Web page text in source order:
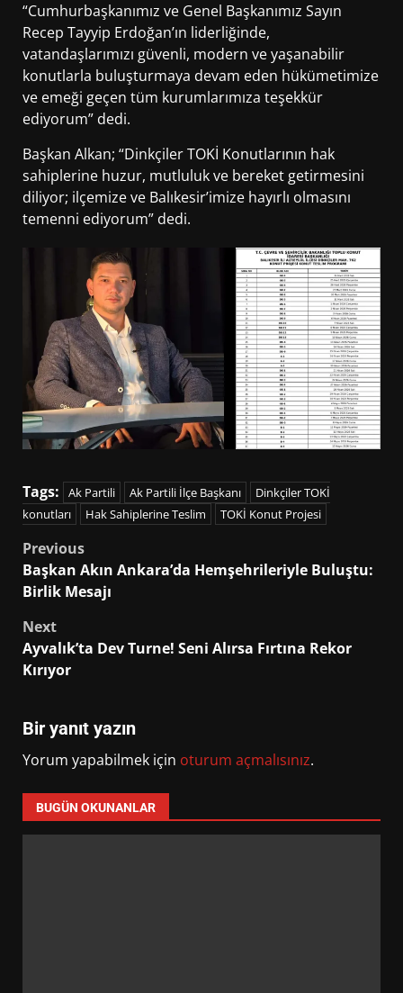
“Cumhurbaşkanımız ve Genel Başkanımız Sayın
Recep Tayyip Erdoğan’ın liderliğinde,
vatandaşlarımızı güvenli, modern ve yaşanabilir
konutlarla buluşturmaya devam eden hükümetimize
ve emeği geçen tüm kurumlarımıza teşekkür
ediyorum” dedi.
Başkan Alkan; “Dinkçiler TOKİ Konutlarının hak
sahiplerine huzur, mutluluk ve bereket getirmesini
diliyor; ilçemize ve Balıkesir’imize hayırlı olmasını
temenni ediyorum” dedi.
Tags: Ak Partili Ak Partili İlçe Başkanı
Dinkçiler TOKİ
konutları
Hak Sahiplerine Teslim TOKİ Konut Projesi
Post
navigation
Previous
Başkan Akın Ankara’da Hemşehrileriyle Buluştu:
Birlik Mesajı
Next
Ayvalık’ta Dev Turne! Seni Alırsa Fırtına Rekor
Kırıyor
Bir yanıt yazın
Yorum yapabilmek için oturum açmalısınız.
BUGÜN OKUNANLAR